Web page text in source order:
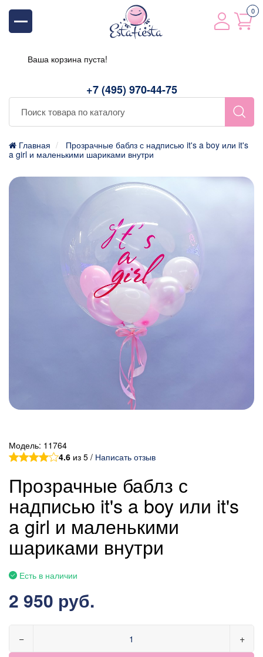
+7 (495) 970-44-75
0
Ваша корзина пуста!
Главная
Прозрачные баблз с надписью it's a boy или it's
a girl и маленькими шариками внутри
Модель: 11764
4.6 из 5 / Написать отзыв
Прозрачные баблз с
надписью it's a boy или it's
a girl и маленькими
шариками внутри
Есть в наличии
2 950 руб.
− +